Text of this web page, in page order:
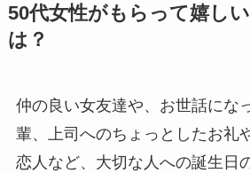
50代女性がもらって嬉し
は？
仲の良い女友達や、お世話にな
輩、上司へのちょっとしたお礼
恋人など、大切な人への誕生日